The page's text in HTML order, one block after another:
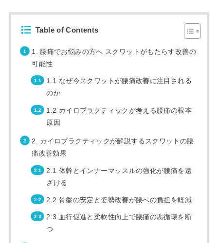
Table of Contents
1. 腰痛でお悩みの方へ スクワットがもたらす改善の
可能性
1.1 なぜ今スクワットが腰痛改善に注目される
のか
1.2 カイロプラクティックが考える腰痛の根本
原因
2. カイロプラクティックが解説するスクワットの腰
痛改善効果
2.1 体幹とインナーマッスルの強化が腰痛を遠
ざける
2.2 骨盤の安定と姿勢改善が腰への負担を軽減
2.3 血行促進と柔軟性向上で腰痛の悪循環を断
つ